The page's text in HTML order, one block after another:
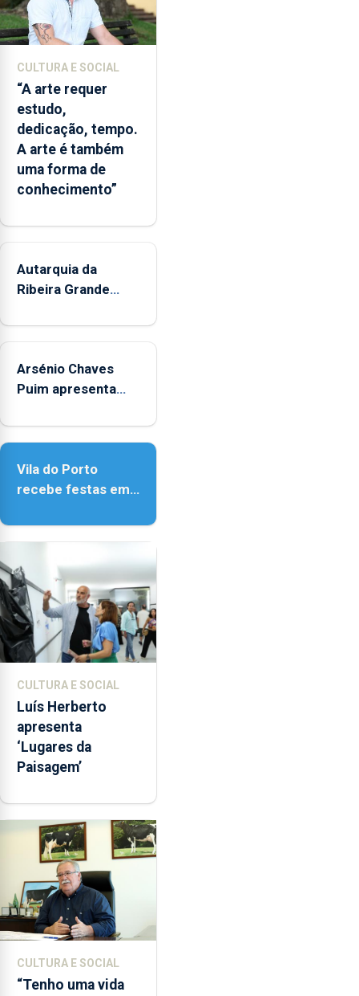
simular
diferentes
ambientais,
numa
ferramenta
que
poderá
apoiar
a
das
marinhas
protegidas,
previsão
alterações
no
e
a
fiscalização
CULTURA E SOCIAL
“A arte requer
estudo,
dedicação, tempo.
A arte é também
uma forma de
conhecimento”
Autarquia da
Ribeira Grande
"Museus no Verão"
Arsénio Chaves
Puim apresenta
de Vila do Porto
Vila do Porto
recebe festas em
Senhora da
CULTURA E SOCIAL
Luís Herberto
apresenta
‘Lugares da
Paisagem’
CULTURA E SOCIAL
“Tenho uma vida